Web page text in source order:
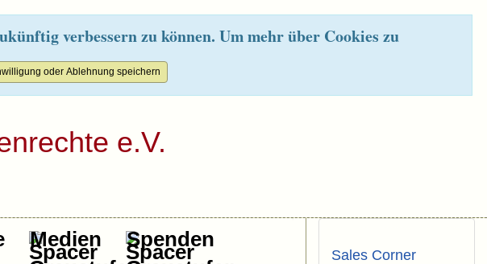
verbessern zu können. Um mehr über Cookies zu
e.V.
Medien Spenden
Sales Corner